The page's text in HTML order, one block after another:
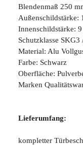
Blendenmaß 250
Außenschildstärke:
Innenschildstärke:
Schutzklasse SKG3
Material: Alu
Farbe: Schwarz
Oberfläche:
Marken
Lieferumfang:
kompletter